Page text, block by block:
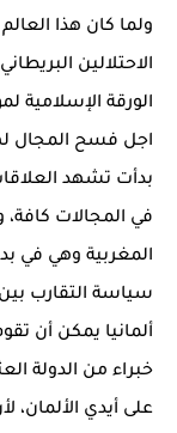
ولما كان هذا
الاحتلالين
الورقة الإسلامية
اجل فسح المجال
بدأت تشهد
في المجالات
المغربية وهي في
سياسة التقارب بين
ألمانيا يمكن أن
خبراء من الدولة
على أيدي الألمان،